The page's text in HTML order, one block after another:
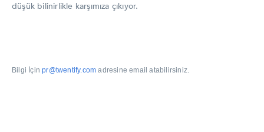
düşük bilinirlikle karşımıza çıkıyor.
Bilgi İçinpr@twentify.comadresine email atabilirsiniz.